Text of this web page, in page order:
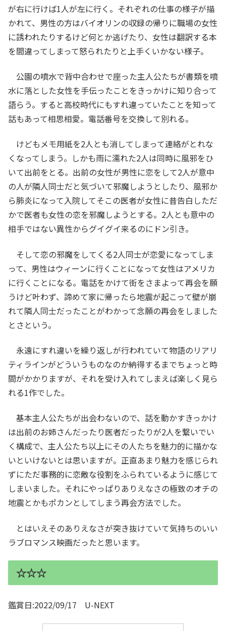
が右に行けば1人が左に行く。それぞれの仕事の様子が描
かれて、男性の方はバイオリンの収録の帰りに職場の女性
に誘われたりするけど何とか逃げたり、女性は翻訳する本
を間違ってしまって怒られたりと上手くいかない様子。
公園の噴水で背中合わせで座った主人公たちが書類を噴
水に落とした女性を手伝ったことをきっかけに知り合って
語らう。すると高校時代にもすれ違っていたことを知って
話もあって相思相愛。電話番号を交換して別れる。
けどもメモ用紙を2人とも消してしまって連絡がとれな
くなってしまう。しかも雨に濡れた2人は同時に風邪をひ
いて出前をとる。出前の女性が男性に恋をして2人が意中
の人が隣人同士だと気づいて邪魔しようとしたり、風邪か
ら肺炎になって入院してそこの医者が女性に昔告白しただ
かで医者も女性の恋を邪魔しようとする。2人とも意中の
相手ではない異性からグイグイ来るのにドン引き。
そして恋の邪魔をしてくる2人同士が恋愛になってしま
って、男性はウィーンに行くことになって女性はアメリカ
に行くことになる。電話をかけて街をさまよって再会を願
うけど叶わず、諦めて家に帰ったら地震が起こって壁が崩
れて隣人同士だったことがわかって念願の再会をしました
とさという。
永遠にすれ違いを繰り返しが行われていて物語のリアリ
ティラインがどういうものなのか納得するまでちょっと時
間がかかりますが、それを受け入れてしまえば楽しく見ら
れる1作でした。
基本主人公たちが出会わないので、話を動かすきっかけ
は出前のお姉さんだったり医者だったりが2人を繋いでい
く構成で、主人公たち以上にその人たちを魅力的に描かな
いといけないとは思いますが。正直あまり魅力を感じられ
ずにただ事務的に恋敵な役割をふられているように感じて
しまいました。それにやっぱりありえなさの極致のオチの
地震とかもポカンとしてしまう再会方法でした。
とはいえそのありえなさが突き抜けていて気持ちのいい
ラブロマンス映画だったと思います。
☆☆☆
鑑賞日:2022/09/17 U-NEXT